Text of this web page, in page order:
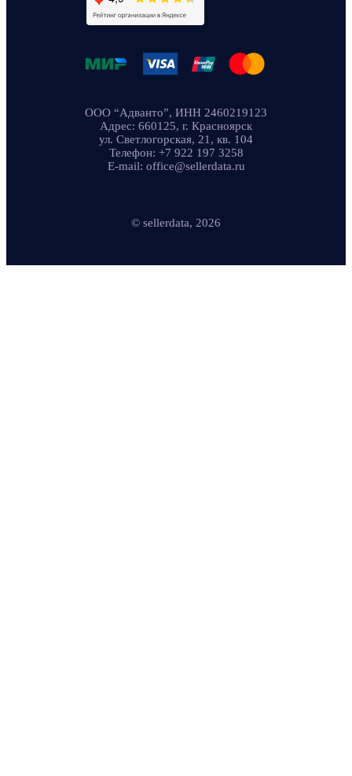
ООО “Адванто”, ИНН 2460219123
Адрес: 660125, г. Красноярск
ул. Светлогорская, 21, кв. 104
Телефон: +7 922 197 3258
E-mail: office@sellerdata.ru
© sellerdata, 2026